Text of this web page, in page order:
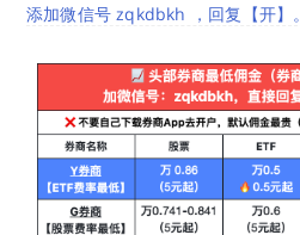
添加微信号 zqkdbkh ，回复【开】。